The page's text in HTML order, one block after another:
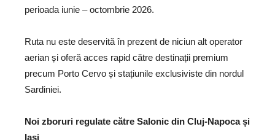
perioada iunie – octombrie 2026.
Ruta nu este deservită în prezent de niciun alt operator
aerian și oferă acces rapid către destinații premium
precum Porto Cervo și stațiunile exclusiviste din nordul
Sardiniei.
Noi zboruri regulate către Salonic din Cluj-Napoca și
Iași